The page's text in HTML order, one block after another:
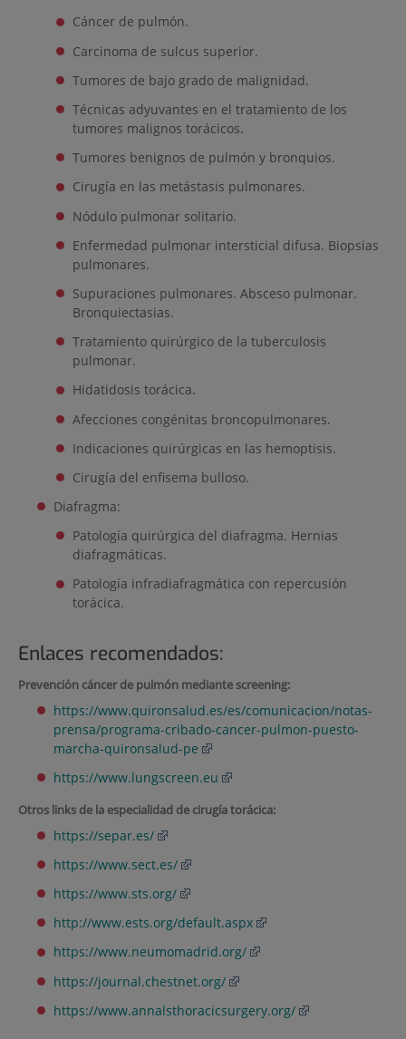
Cáncer de pulmón.
Carcinoma de sulcus superior.
Tumores de bajo grado de malignidad.
Técnicas adyuvantes en el tratamiento de los
tumores malignos torácicos.
Tumores benignos de pulmón y bronquios.
Cirugía en las metástasis pulmonares.
Nódulo pulmonar solitario.
Enfermedad pulmonar intersticial difusa. Biopsias
pulmonares.
Supuraciones pulmonares. Absceso pulmonar.
Bronquiectasias.
Tratamiento quirúrgico de la tuberculosis
pulmonar.
Hidatidosis torácica.
Afecciones congénitas broncopulmonares.
Indicaciones quirúrgicas en las hemoptisis.
Cirugía del enfisema bulloso.
Diafragma:
Patología quirúrgica del diafragma. Hernias
diafragmáticas.
Patología infradiafragmática con repercusión
torácica.
Enlaces recomendados:
Prevención cáncer de pulmón mediante screening:
https://www.quironsalud.es/es/comunicacion/notas-
prensa/programa-cribado-cancer-pulmon-puesto-
marcha-quironsalud-pe
https://www.lungscreen.eu
Otros links de la especialidad de cirugía torácica:
https://separ.es/
https://www.sect.es/
https://www.sts.org/
http://www.ests.org/default.aspx
https://www.neumomadrid.org/
https://journal.chestnet.org/
https://www.annalsthoracicsurgery.org/